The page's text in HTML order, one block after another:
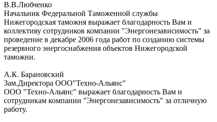
В.В.Любченко
Начальник Федеральной Таможенной службы
Нижегородская таможня выражает благодарность Вам и
коллективу сотрудников компании "Энергонезависимость" за
проведение в декабре 2006 года работ по созданию системы
резервного энергоснабжения объектов Нижегородской
таможни.
А.К. Барановский
Зам.Директора ООО"Техно-Альянс"
ООО "Техно-Альянс" выражает благодарность Вам и
сотрудникам компании "Энергонезависимость" за отличную
работу.